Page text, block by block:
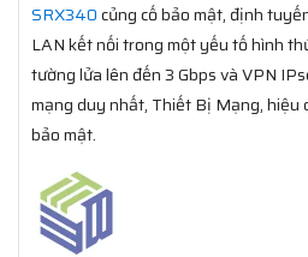
SRX340củng cố bảo mật, định
LAN kết nối trong một yếu tố hình
tường lửa lên đến 3 Gbps và VPN
mạng duy nhất, Thiết Bị Mạng, hiệu
bảo mật.